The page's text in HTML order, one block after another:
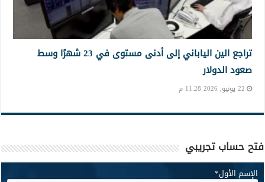
تراجع الين الياباني إلى أدنى مستوى في 23 شهرًا وسط
صعود الدولار
22 يونيو, 2026 11:28 م
فتح حساب تجريبي
الإسم الأول*